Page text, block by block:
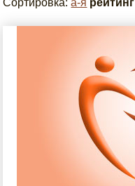
Сортировка:а-я рейтинг